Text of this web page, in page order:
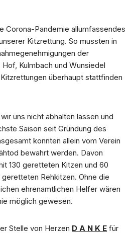
Corona-Pandemie allumfassendes
Kitzrettung. So mussten in
der
Kulmbach und Wunsiedel
überhaupt stattfinden
uns nicht abhalten lassen und
Saison seit Gründung des
konnten allein vom Verein
bewahrt werden. Davon
130 geretteten Kitzen und 60
Rehkitzen. Ohne die
ehrenamtlichen Helfer wären
möglich gewesen.
Stelle von Herzen D A N K E für